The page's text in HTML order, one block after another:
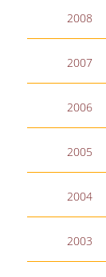
2008
2007
2006
2005
2004
2003